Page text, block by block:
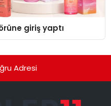
giriş yaptı
Adresi